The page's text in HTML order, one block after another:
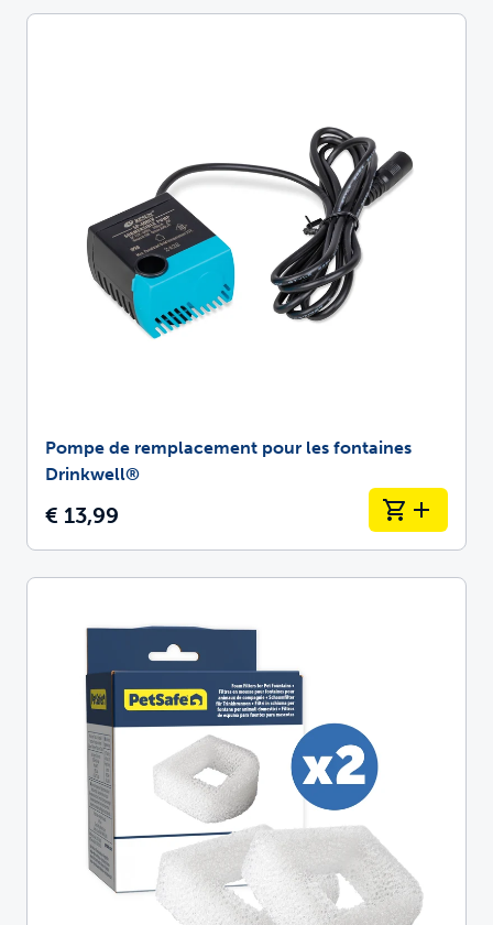
Pompe de remplacement pour les fontaines
Drinkwell®
€ 13,99